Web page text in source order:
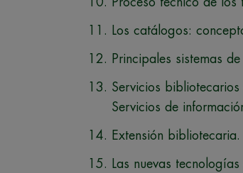
Los catálogos:
Principales sistemas
Servicios
Servicios de
Extensión
Las nuevas